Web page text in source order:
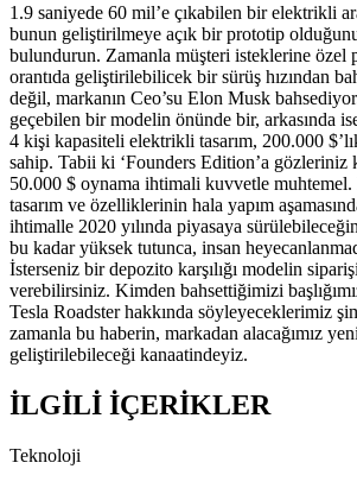
1.9 saniyede 60 mil’e çıkabilen bir elektrikli
bunun geliştirilmeye açık bir prototip olduğunu
bulundurun. Zamanla müşteri isteklerine özel
orantıda geliştirilebilicek bir sürüş hızından
değil, markanın Ceo’su Elon Musk
geçebilen bir modelin önünde bir, arkasında
4 kişi kapasiteli elektrikli tasarım, 200.000
sahip. Tabii ki ‘Founders Edition’a gözleriniz
50.000 $ oynama ihtimali kuvvetle
tasarım ve özelliklerinin hala yapım
ihtimalle 2020 yılında piyasaya
bu kadar yüksek tutunca, insan
İsterseniz bir depozito karşılığı modelin
verebilirsiniz. Kimden bahsettiğimizi
Tesla Roadster hakkında söyleyeceklerimiz
zamanla bu haberin, markadan alacağımız
geliştirilebileceği kanaatindeyiz.
İLGİLİ İÇERİKLER
Teknoloji